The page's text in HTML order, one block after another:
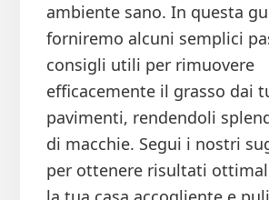
ambiente sano. In questa
forniremo alcuni semplici
consigli utili per rimuovere
efficacemente il grasso dai
pavimenti, rendendoli
di macchie. Segui i nostri
per ottenere risultati